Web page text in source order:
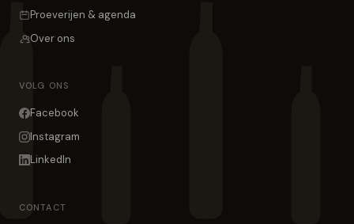
Proeverijen & agenda
Over ons
VOLG ONS
Facebook
Instagram
LinkedIn
CONTACT